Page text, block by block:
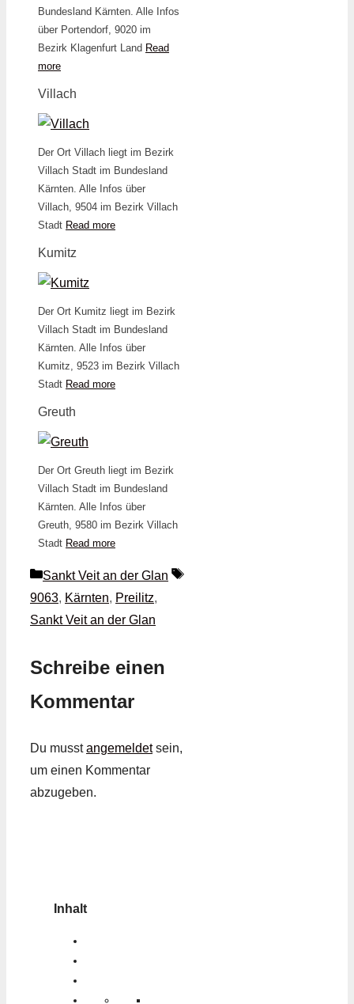
Bundesland Kärnten. Alle Infos
über Portendorf, 9020 im
Bezirk Klagenfurt Land Read
more
Villach
Der Ort Villach liegt im Bezirk
Villach Stadt im Bundesland
Kärnten. Alle Infos über
Villach, 9504 im Bezirk Villach
Stadt Read more
Kumitz
Der Ort Kumitz liegt im Bezirk
Villach Stadt im Bundesland
Kärnten. Alle Infos über
Kumitz, 9523 im Bezirk Villach
Stadt Read more
Greuth
Der Ort Greuth liegt im Bezirk
Villach Stadt im Bundesland
Kärnten. Alle Infos über
Greuth, 9580 im Bezirk Villach
Stadt Read more
Kategorien
Sankt Veit an der Glan
Schlagwörter
9063, Kärnten, Preilitz,
Sankt Veit an der Glan
Schreibe einen
Kommentar
Du musstangemeldetsein,
um einen Kommentar
abzugeben.
Inhalt